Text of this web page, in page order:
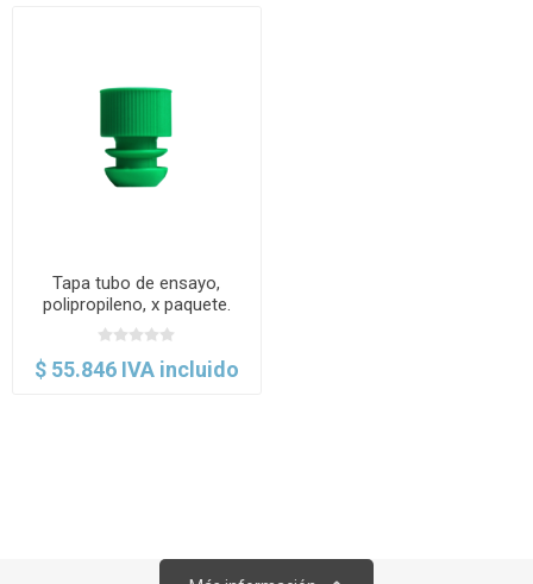
Tapa tubo de ensayo,
polipropileno, x paquete.
Brixco
$ 55.846 IVA incluido